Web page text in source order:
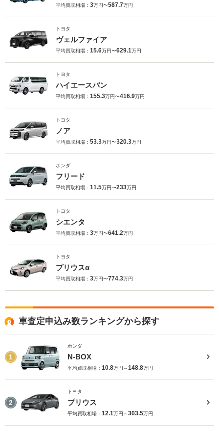
平均買取相場： 3万円〜587.7万円
トヨタ
ヴェルファイア
平均買取相場： 15.6万円〜629.1万円
トヨタ
ハイエースバン
平均買取相場： 155.3万円〜416.9万円
トヨタ
ノア
平均買取相場： 53.3万円〜320.3万円
ホンダ
フリード
平均買取相場： 11.5万円〜233万円
トヨタ
シエンタ
平均買取相場： 3万円〜641.2万円
トヨタ
プリウスα
平均買取相場： 3万円〜774.3万円
車査定申込み数ランキングから探す
1
ホンダ
N-BOX
平均買取相場： 10.8万円～148.8万円
2
トヨタ
プリウス
平均買取相場： 12.1万円～303.5万円